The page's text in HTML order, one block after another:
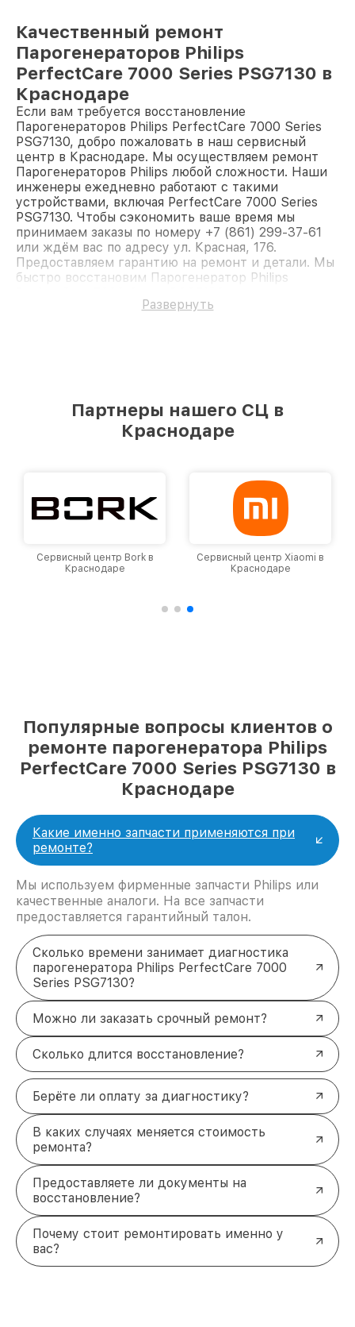
Качественный ремонт
Парогенераторов Philips
PerfectCare 7000 Series PSG7130 в
Краснодаре
Если вам требуется восстановление
Парогенераторов Philips PerfectCare 7000 Series
PSG7130, добро пожаловать в наш сервисный
центр в Краснодаре. Мы осуществляем ремонт
Парогенераторов Philips любой сложности. Наши
инженеры ежедневно работают с такими
устройствами, включая PerfectCare 7000 Series
PSG7130. Чтобы сэкономить ваше время мы
принимаем заказы по номеру +7 (861) 299-37-61
или ждём вас по адресу ул. Красная, 176.
Предоставляем гарантию на ремонт и детали. Мы
быстро восстановим Парогенератор Philips
Развернуть
Партнеры нашего СЦ в
Краснодаре
Сервисный центр Bork в
Краснодаре
Сервисный центр Xiaomi в
Краснодаре
Популярные вопросы клиентов о
ремонте парогенератора Philips
PerfectCare 7000 Series PSG7130 в
Краснодаре
Какие именно запчасти применяются при
ремонте?
Мы используем фирменные запчасти Philips или
качественные аналоги. На все запчасти
предоставляется гарантийный талон.
Сколько времени занимает диагностика
парогенератора Philips PerfectCare 7000
Series PSG7130?
Можно ли заказать срочный ремонт?
Сколько длится восстановление?
Берёте ли оплату за диагностику?
В каких случаях меняется стоимость
ремонта?
Предоставляете ли документы на
восстановление?
Почему стоит ремонтировать именно у
вас?